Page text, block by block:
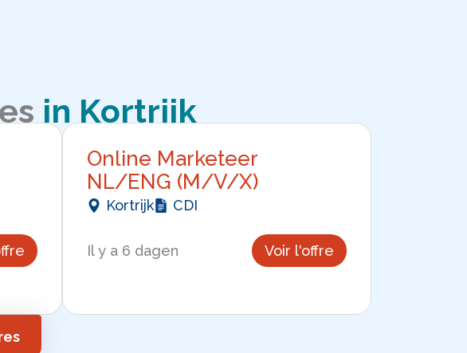
in Kortrijk
Online Marketeer
NL/ENG (M/V/X)
Kortrijk CDI
Il y a 6 dagen Voir l'offre